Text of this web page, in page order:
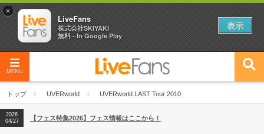
MENU
トップ UVERworld UVERworld LAST Tour 2010
2026
04/27
2026
【ライブ動員ランキング】2026年上半期編発表！
2026
04/27
【フェス特集2026】フェス情報はここから！
×
LiveFans
株式会社SKIYAKI
無料 - In Google Play
表示